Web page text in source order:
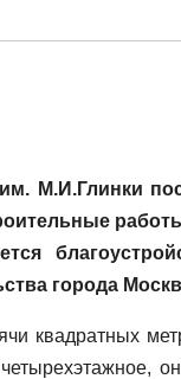
М.И.Глинки
города
квадратных